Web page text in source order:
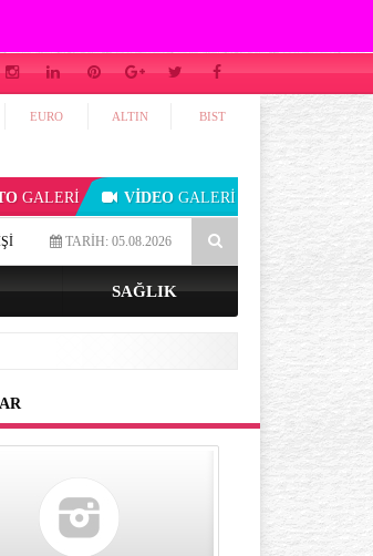
GALERİ VİDEO GALERİ
EURO ALTIN BIST
4-7-8 tekniği ile uykuya dalmak mümkün mü?
TARİH: 05.08.2026
SAĞLIK